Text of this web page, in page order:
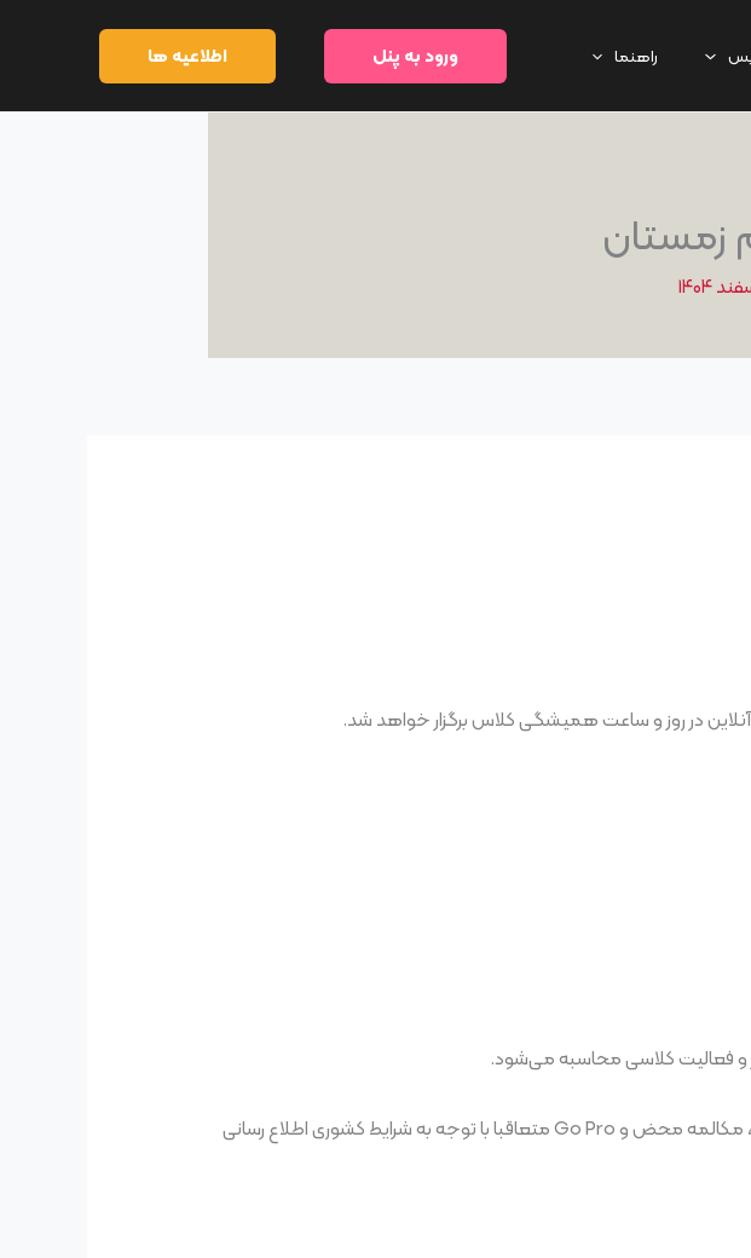
راهنما ورود به پنل اطلاعیه ها
زمستان
در روز و ساعت همیشگی کلاس برگزار خواهد شد.
و فعالیت کلاسی محاسبه می‌شود.
‼ لازم به ذکر است، باتوجه به شرایط کنونی کشور، ادامه برگزاری کلاس‌های سطوح خردسالان، مکالمه محض و Go Pro متعاقبا با توجه به شرایط کشوری اطلاع رسانی